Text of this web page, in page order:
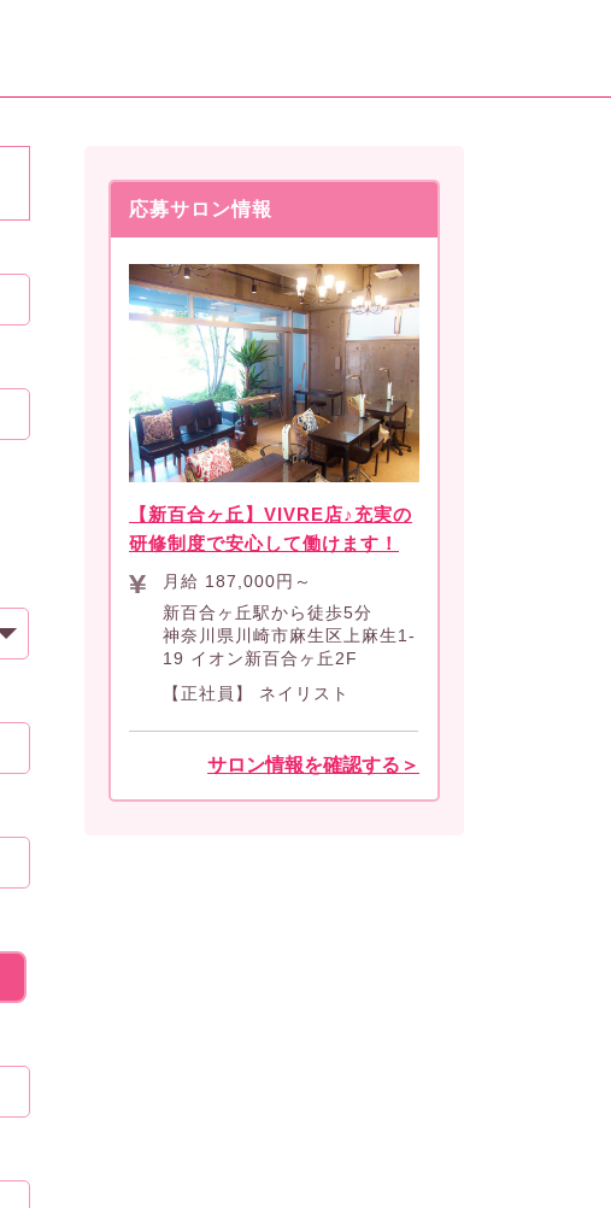
応募サロン情報
【新百合ヶ丘】VIVRE店♪充実の
研修制度で安心して働けます！
月給 187,000円～
新百合ヶ丘駅から徒歩5分
神奈川県川崎市麻生区上麻生1-
19 イオン新百合ヶ丘2F
【正社員】 ネイリスト
サロン情報を確認する＞